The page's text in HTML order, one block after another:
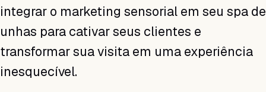
integrar o marketing sensorial em seu spa de
unhas para cativar seus clientes e
transformar sua visita em uma experiência
inesquecível.